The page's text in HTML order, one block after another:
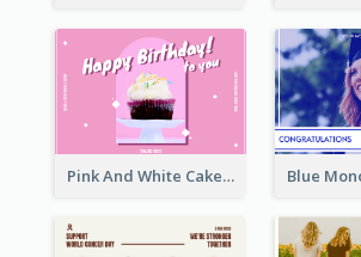
Pink And White Cake Photo Birthday Postcard